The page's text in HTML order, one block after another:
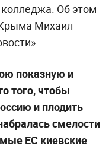
Об этом
Михаил
показную и
того, чтобы
и плодить
смелости
ЕС киевские